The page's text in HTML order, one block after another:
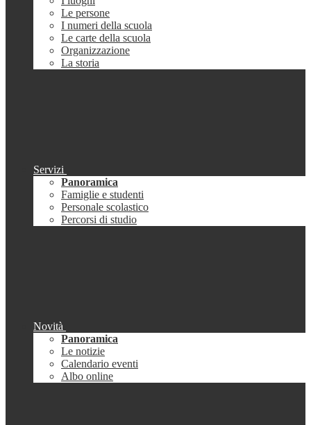
Le persone
I numeri della scuola
Le carte della scuola
Organizzazione
La storia
Servizi
Panoramica
Famiglie e studenti
Personale scolastico
Percorsi di studio
Novità
Panoramica
Le notizie
Calendario eventi
Albo online